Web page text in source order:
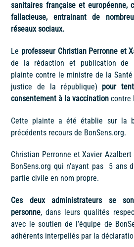
sanitaires française et européenne,
fallacieuse, entrainant de
réseaux sociaux.
Le professeur Christian Perronne et
de la rédaction et publication de
plainte contre le ministre de la
justice de la république) pour
consentement à la vaccination contre
Cette plainte a été établie sur la
précédents recours de BonSens.org.
Christian Perronne et Xavier
BonSens.org qui n’ayant pas 5 ans
partie civile en nom propre.
Ces deux administrateurs se
personne, dans leurs qualités
avec le soutien de l’équipe de
adhérents interpellés par la